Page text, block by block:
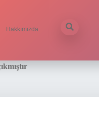
Hakkımızda